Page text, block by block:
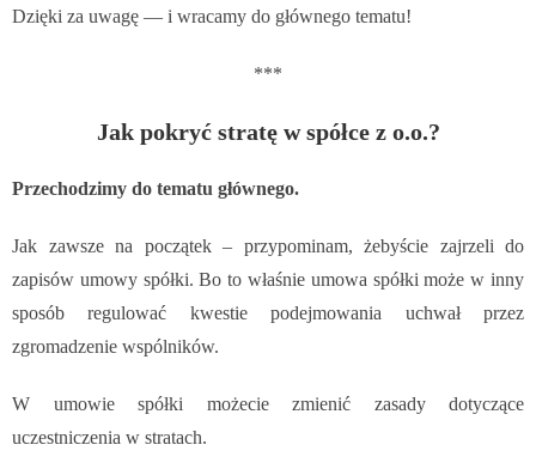
Dzięki za uwagę — i wracamy do głównego tematu!
***
Jak pokryć stratę w spółce z o.o.?
Przechodzimy do tematu głównego.
Jak zawsze na początek – przypominam, żebyście zajrzeli do
zapisów umowy spółki. Bo to właśnie umowa spółki może w inny
sposób regulować kwestie podejmowania uchwał przez
zgromadzenie wspólników.
W umowie spółki możecie zmienić zasady dotyczące
uczestniczenia w stratach.